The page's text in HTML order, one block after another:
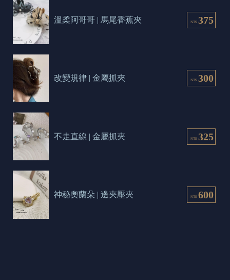
NT$ 375
溫柔阿哥哥 | 馬尾香蕉夾
NT$ 300
改變規律 | 金屬抓夾
NT$ 325
不走直線 | 金屬抓夾
NT$ 600
神秘奧蘭朵 | 邊夾壓夾